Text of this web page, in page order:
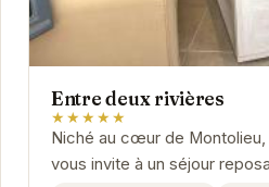
Entre deux rivières
★★★★★
Niché au cœur de Montolieu,
vous invite à un séjour